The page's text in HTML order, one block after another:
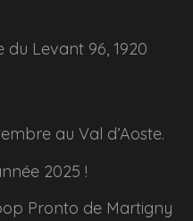
Levant 96, 1920
au Val d’Aoste.
2025 !
Pronto de Martigny